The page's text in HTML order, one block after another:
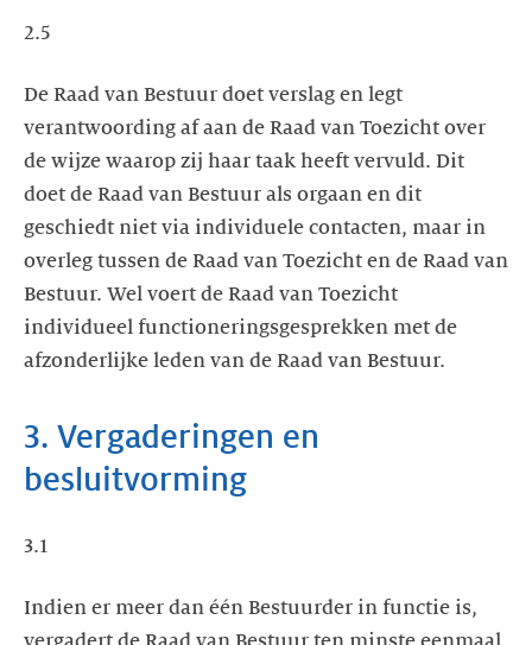
2.5
De Raad van Bestuur doet verslag en legt
verantwoording af aan de Raad van Toezicht over
de wijze waarop zij haar taak heeft vervuld. Dit
doet de Raad van Bestuur als orgaan en dit
geschiedt niet via individuele contacten, maar in
overleg tussen de Raad van Toezicht en de Raad van
Bestuur. Wel voert de Raad van Toezicht
individueel functioneringsgesprekken met de
afzonderlijke leden van de Raad van Bestuur.
3. Vergaderingen en
besluitvorming
3.1
Indien er meer dan één Bestuurder in functie is,